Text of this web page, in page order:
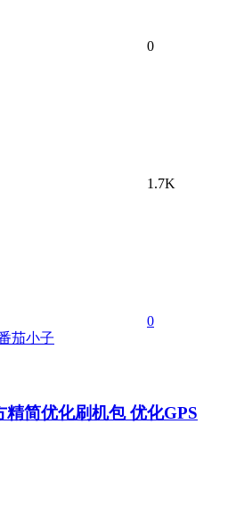
0
1.7K
0
茄小子
精简优化刷机包 优化GPS